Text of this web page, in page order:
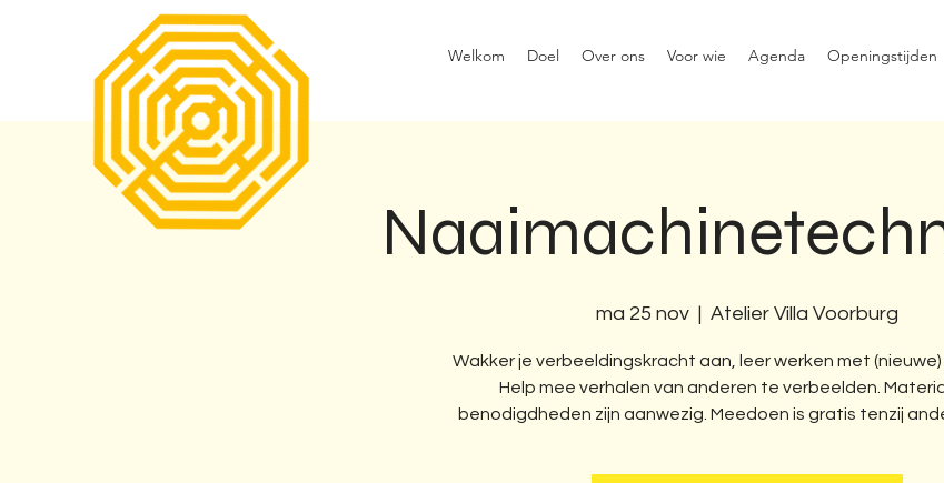
Welkom Doel Over ons Voor wie Agenda Openingstijden
ma 25 nov
  |
Atelier Villa Voorburg
Wakker je verbeeldingskracht aan, leer werken met
Help mee verhalen van anderen te verbeelden.